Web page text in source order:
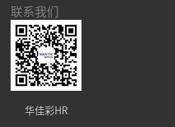
联系我们
华佳彩HR